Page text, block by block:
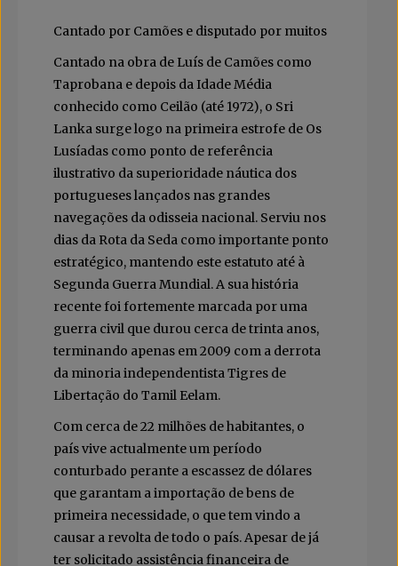
Cantado por Camões e disputado por muitos
Cantado na obra de Luís de Camões como
Taprobana e depois da Idade Média
conhecido como Ceilão (até 1972), o Sri
Lanka surge logo na primeira estrofe de Os
Lusíadas como ponto de referência
ilustrativo da superioridade náutica dos
portugueses lançados nas grandes
navegações da odisseia nacional. Serviu nos
dias da Rota da Seda como importante ponto
estratégico, mantendo este estatuto até à
Segunda Guerra Mundial. A sua história
recente foi fortemente marcada por uma
guerra civil que durou cerca de trinta anos,
terminando apenas em 2009 com a derrota
da minoria independentista Tigres de
Libertação do Tamil Eelam.
Com cerca de 22 milhões de habitantes, o
país vive actualmente um período
conturbado perante a escassez de dólares
que garantam a importação de bens de
primeira necessidade, o que tem vindo a
causar a revolta de todo o país. Apesar de já
ter solicitado assistência financeira de